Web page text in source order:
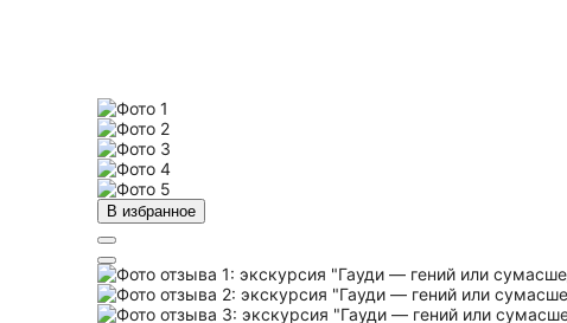
В избранное